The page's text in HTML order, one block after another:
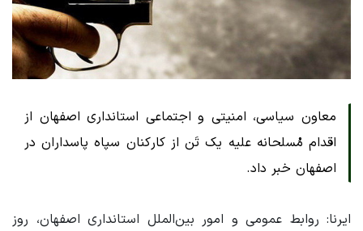
معاون سیاسی، امنیتی و اجتماعی استانداری اصفهان از
اقدام مُسلحانه علیه یک تَن از کارکنان سپاه پاسداران در
اصفهان خبر داد.
ایرنا: روابط عمومی و امور بین‌الملل استانداری اصفهان، روز